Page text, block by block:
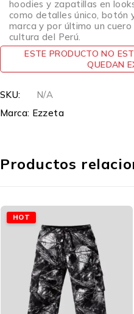
hoodies y zapatillas en
como detalles único, botón
marca y por último un
cultura del Perú.
ESTE PRODUCTO NO
QUEDAN
SKU:
N/A
Marca: Ezzeta
Productos
HOT